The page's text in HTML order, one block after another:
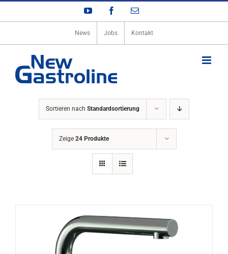
Zum
YouTube Facebook
E-
News Jobs Kontakt
Sortieren nach Standardsortierung
Zeige 24 Produkte